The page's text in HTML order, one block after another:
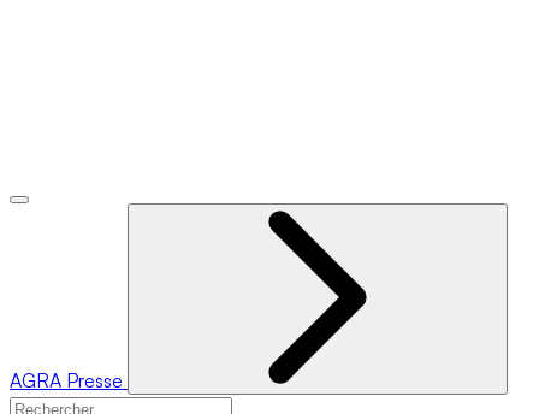
AGRA Presse